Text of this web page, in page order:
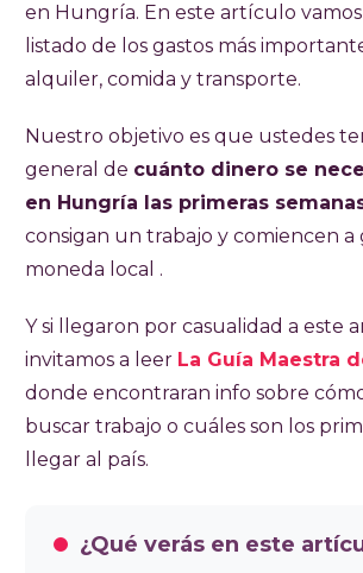
en Hungría. En este artículo vamos
listado de los gastos más
alquiler, comida y transporte.
Nuestro objetivo es que ustedes
general de cuánto dinero se
en Hungría las primeras
consigan un trabajo y comiencen a
moneda local .
Y si llegaron por casualidad a este
invitamos a leer La Guía Maestra
donde encontraran info sobre cómo
buscar trabajo o cuáles son los
llegar al país.
¿Qué verás en este